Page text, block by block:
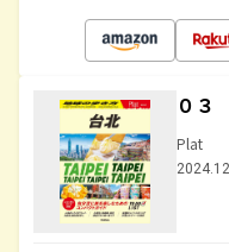
０３
Plat